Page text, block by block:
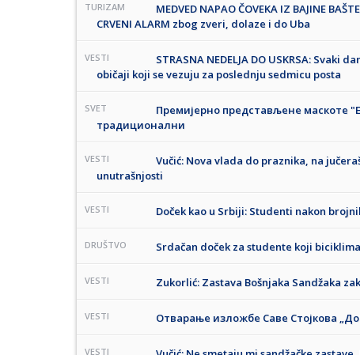
TURIZAM
MEDVED NAPAO ČOVEKA IZ BAJINE
CRVENI ALARM zbog zveri, dolaze i do Uba
VESTI
STRASNA NEDELJA DO USKRSA: Svaki
običaji koji se vezuju za poslednju sedmicu posta
SVET
Премијерно представљене маскоте
традиционални
VESTI
Vučić: Nova vlada do praznika, na
unutrašnjosti
VESTI Doček kao u Srbiji: Studenti nakon
DRUŠTVO Srdačan doček za studente koji
VESTI Zukorlić: Zastava Bošnjaka Sandžaka
VESTI Отварање изложбе Саве Стојкова
VESTI